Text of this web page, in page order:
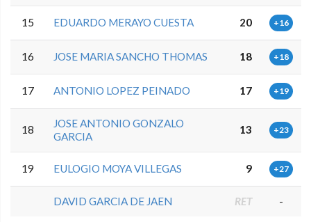
15 EDUARDO MERAYO CUESTA 20 +16
16 JOSE MARIA SANCHO THOMAS 18 +18
17 ANTONIO LOPEZ PEINADO 17 +19
18
JOSE ANTONIO GONZALO
GARCIA
13 +23
19 EULOGIO MOYA VILLEGAS 9 +27
DAVID GARCIA DE JAEN RET -